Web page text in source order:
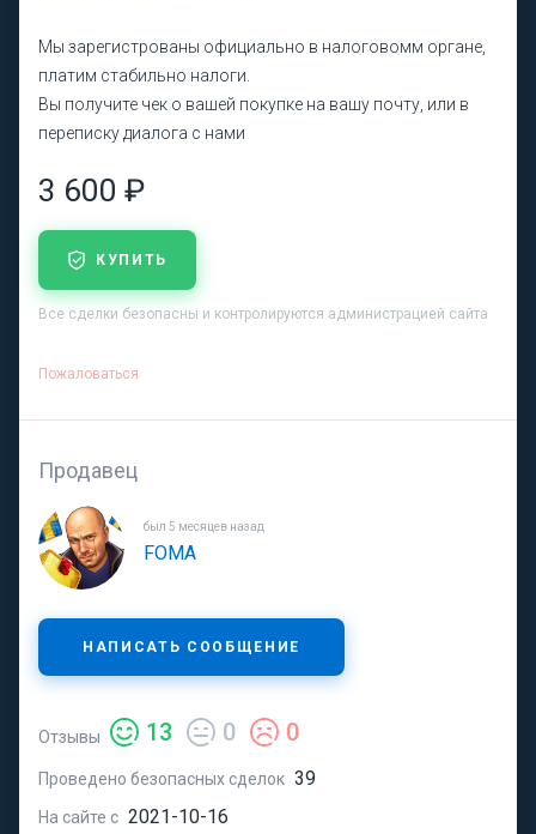
Мы зарегистрованы официально в налоговомм органе,
платим стабильно налоги.
Вы получите чек о вашей покупке на вашу почту, или в
переписку диалога с нами
3 600 ₽
КУПИТЬ
Все сделки безопасны и контролируются администрацией сайта
Пожаловаться
Продавец
был 5 месяцев назад
FOMA
НАПИСАТЬ СООБЩЕНИЕ
Отзывы 13 0 0
Проведено безопасных сделок 39
На сайте с 2021-10-16